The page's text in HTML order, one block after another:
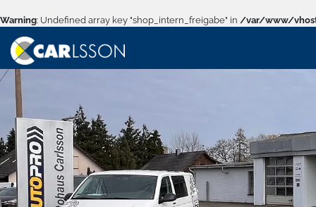
Warning: Undefined array key "shop_intern_freigabe" in /var/www/